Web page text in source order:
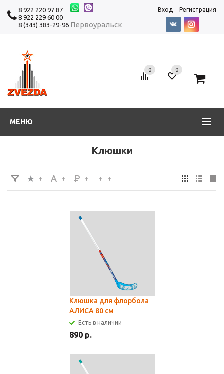
8 922 220 97 87
8 922 229 60 00
8 (343) 383-29-96 Первоуральск
Вход Регистрация
МЕНЮ
0 0
Клюшки
Клюшка для флорбола
АЛИСА 80 см
Есть в наличии
890 р.